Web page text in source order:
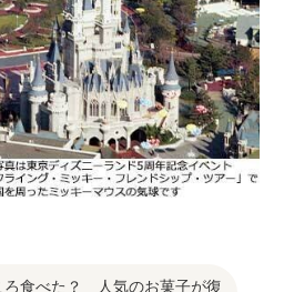
ろ食べた？ 人気のお菓子が復